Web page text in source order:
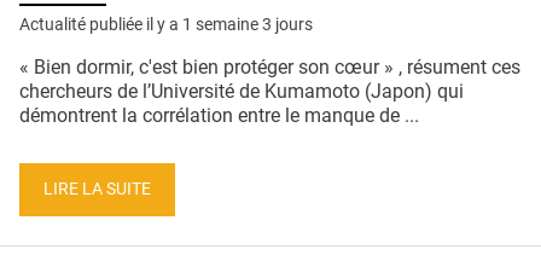
Actualité publiée il y a 1 semaine 3 jours
« Bien dormir, c'est bien protéger son cœur » , résument ces
chercheurs de l’Université de Kumamoto (Japon) qui
démontrent la corrélation entre le manque de ...
LIRE LA SUITE